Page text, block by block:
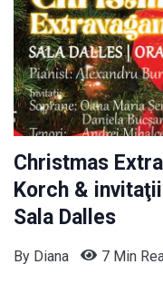
Christmas
Korch &
Sala Dalles
By Diana 7 Min